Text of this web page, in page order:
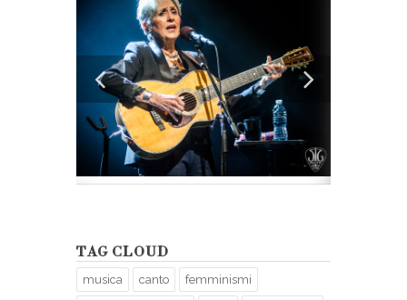
TAG CLOUD
musica canto femminismi